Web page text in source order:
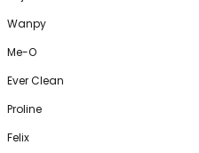
Wanpy
Me-O
Ever Clean
Proline
Felix